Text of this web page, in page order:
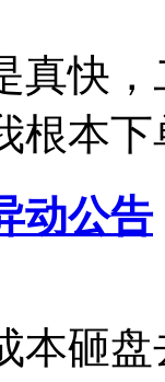
真快
根本
动公告
本砸